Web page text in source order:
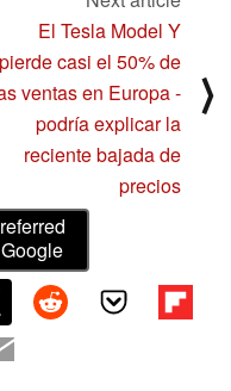
El Tesla Model Y
pierde casi el 50% de
ventas en Europa -
podría explicar la
reciente bajada de
precios
⟩